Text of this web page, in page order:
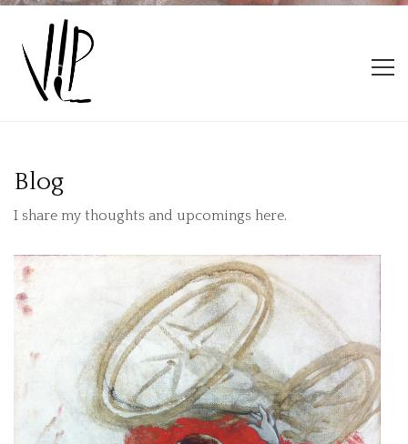
L’ATELIER
CONTACT
Blog
I share my thoughts and upcomings here.